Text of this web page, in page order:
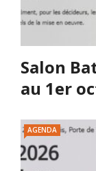
Salon
au 1er
AGENDA